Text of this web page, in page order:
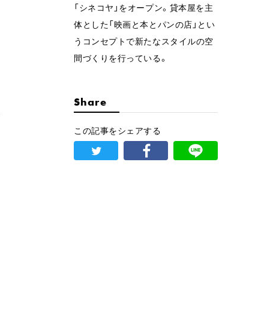
「シネコヤ」をオープン。貸本屋を主
体とした「映画と本とパンの店」とい
うコンセプトで新たなスタイルの空
間づくりを行っている。
Share
この記事をシェアする